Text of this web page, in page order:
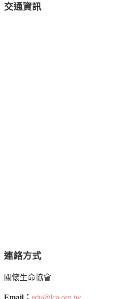
交通資訊
連絡方式
關懷生命協會
Email： edu@lca.org.tw